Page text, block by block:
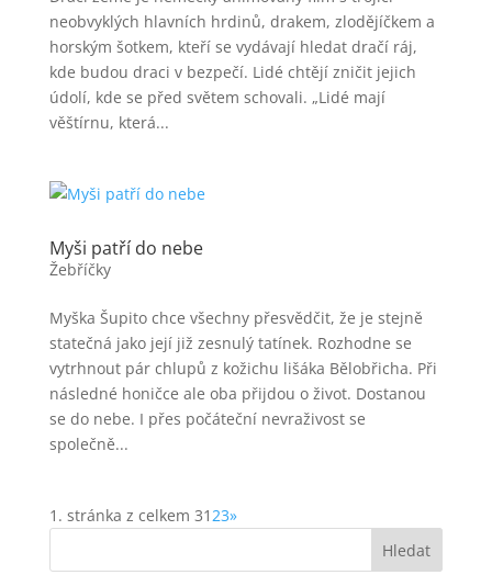
neobvyklých hlavních hrdinů, drakem, zlodějíčkem a
horským šotkem, kteří se vydávají hledat dračí ráj,
kde budou draci v bezpečí. Lidé chtějí zničit jejich
údolí, kde se před světem schovali. „Lidé mají
věštírnu, která...
Myši patří do nebe
Žebříčky
Myška Šupito chce všechny přesvědčit, že je stejně
statečná jako její již zesnulý tatínek. Rozhodne se
vytrhnout pár chlupů z kožichu lišáka Bělobřicha. Při
následné honičce ale oba přijdou o život. Dostanou
se do nebe. I přes počáteční nevraživost se
společně...
1. stránka z celkem 3123»
Hledat